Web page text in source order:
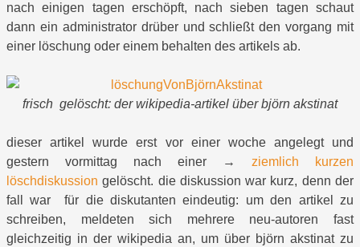
nach einigen tagen erschöpft, nach sieben tagen schaut
dann ein administrator drüber und schließt den vorgang mit
einer löschung oder einem behalten des artikels ab.
frisch gelöscht: der wikipedia-artikel über björn akstinat
dieser artikel wurde erst vor einer woche angelegt und
gestern vormittag nach einer → ziemlich kurzen
löschdiskussion gelöscht. die diskussion war kurz, denn der
fall war für die diskutanten eindeutig: um den artikel zu
schreiben, meldeten sich mehrere neu-autoren fast
gleichzeitig in der wikipedia an, um über björn akstinat zu